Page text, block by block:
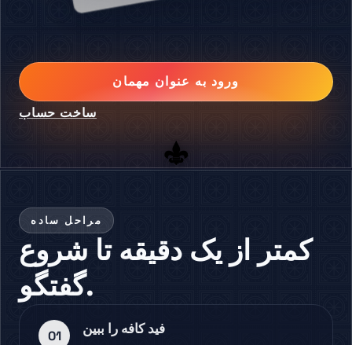
ورود به عنوان مهمان
ساخت حساب
مراحل ساده
کمتر از یک دقیقه تا شروع
گفتگو.
01 فید کافه را ببین